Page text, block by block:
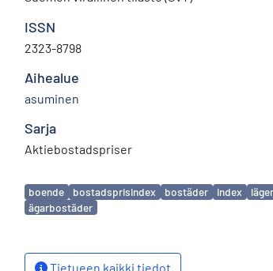
ISSN
2323-8798
Aihealue
asuminen
Sarja
Aktiebostadspriser
Avainsanat
boende bostadsprisindex bostäder index
ägarbostäder
Tietueen kaikki tiedot